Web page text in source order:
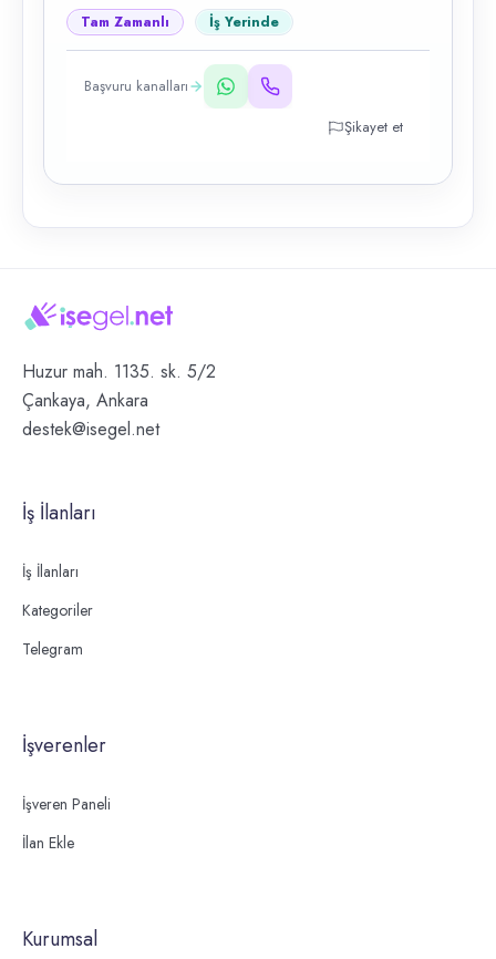
Tam Zamanlı İş Yerinde
Başvuru kanalları
Şikayet et
Huzur mah. 1135. sk. 5/2
Çankaya, Ankara
destek@isegel.net
İş İlanları
İş İlanları
Kategoriler
Telegram
İşverenler
İşveren Paneli
İlan Ekle
Kurumsal